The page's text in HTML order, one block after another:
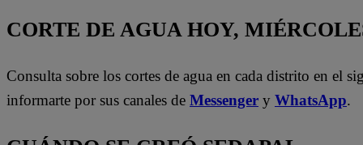
CORTE DE AGUA HOY,
Consulta sobre los cortes de agua en cada distrito en el
informarte por sus canales de Messenger y WhatsApp.